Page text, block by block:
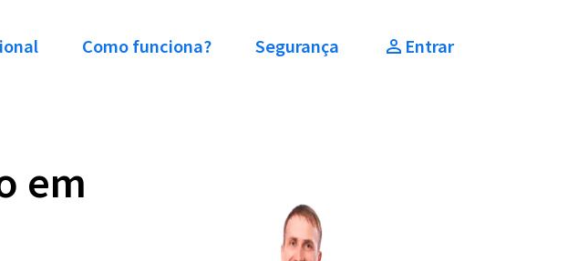
Como funciona? Segurança Entrar
em